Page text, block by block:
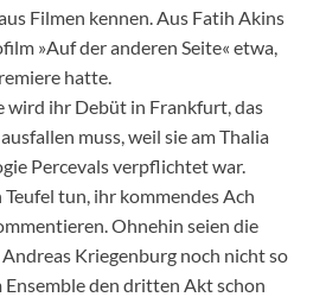
Filmen kennen. Aus Fatih Akins
»Auf der anderen Seite« etwa,
hatte.
wird ihr Debüt in Frankfurt, das
muss, weil sie am Thalia
Percevals verpflichtet war.
tun, ihr kommendes Ach
Ohnehin seien die
Kriegenburg noch nicht so
Ensemble den dritten Akt schon